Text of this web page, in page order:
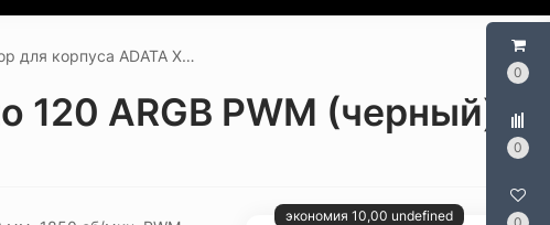
0
0
Вентилятор для корпуса ADATA XPG Vento 120 ARGB PWM (черный)
120 ARGB PWM (черный)
экономия 10,00 undefined